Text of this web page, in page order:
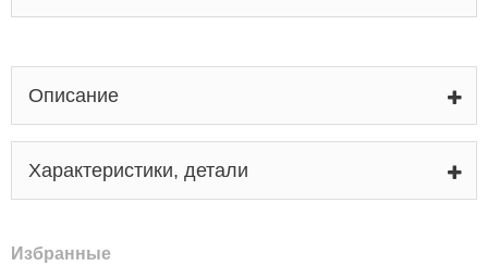
Описание
Характеристики, детали
Избранные